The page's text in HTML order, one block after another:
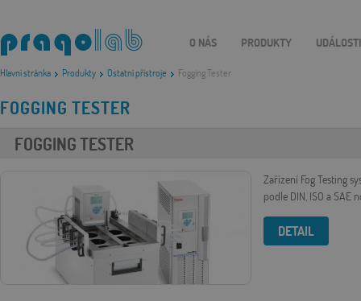
Hlavní stránka Produkty Ostatní přístroje Fogging Tester
O NÁS PRODUKTY UDÁLOSTI
FOGGING TESTER
FOGGING TESTER
Zařízení Fog Testing
podle DIN, ISO a SAE
DETAIL